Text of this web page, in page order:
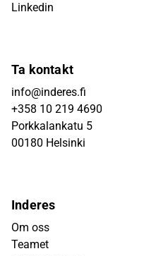
Linkedin
Ta kontakt
info@inderes.fi
+358 10 219 4690
Porkkalankatu 5
00180 Helsinki
Inderes
Om oss
Teamet